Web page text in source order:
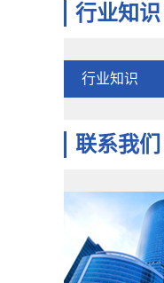
行业知识
行业知识
联系我们